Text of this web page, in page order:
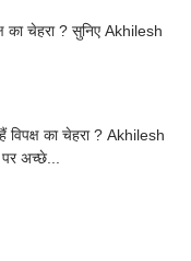
का चेहरा ? सुनिए Akhilesh
का चेहरा ? Akhilesh
अच्छे...